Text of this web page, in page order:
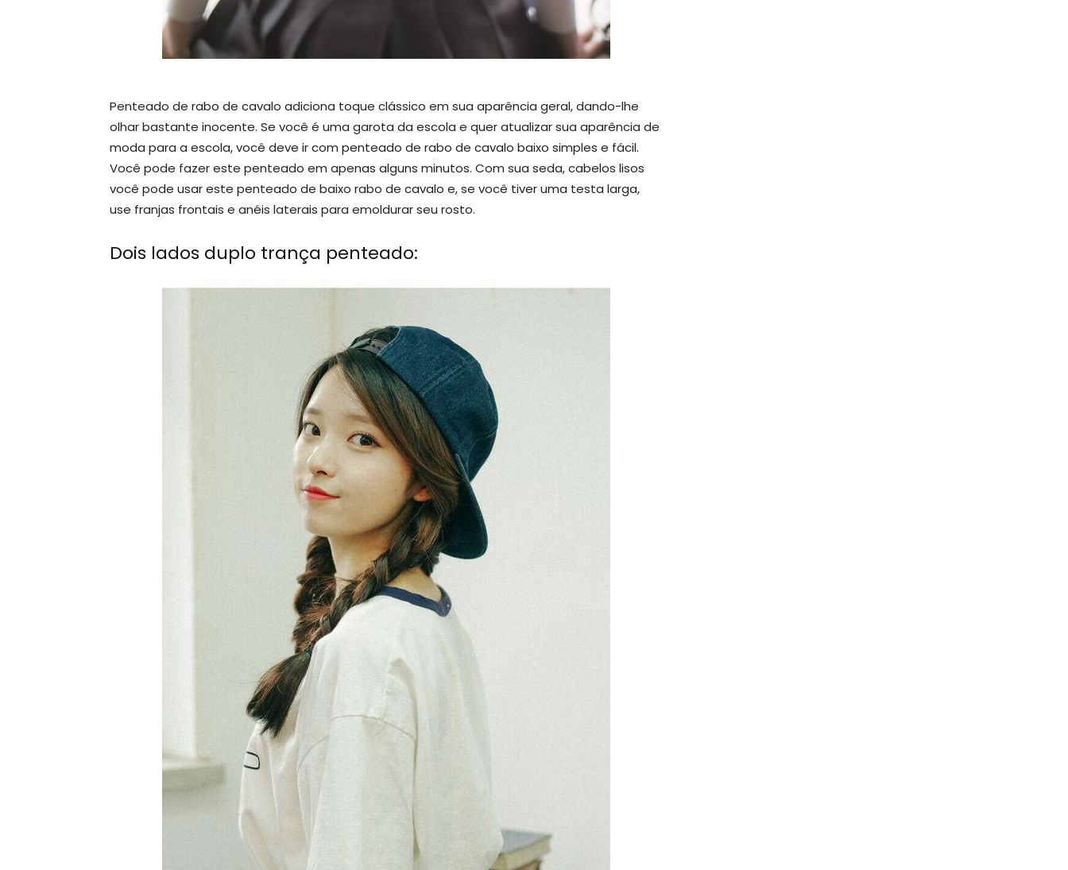
Penteado de rabo de cavalo adiciona toque clássico em sua aparência geral, dando-lhe
olhar bastante inocente. Se você é uma garota da escola e quer atualizar sua aparência de
moda para a escola, você deve ir com penteado de rabo de cavalo baixo simples e fácil.
Você pode fazer este penteado em apenas alguns minutos. Com sua seda, cabelos lisos
você pode usar este penteado de baixo rabo de cavalo e, se você tiver uma testa larga,
use franjas frontais e anéis laterais para emoldurar seu rosto.
Dois lados duplo trança penteado: